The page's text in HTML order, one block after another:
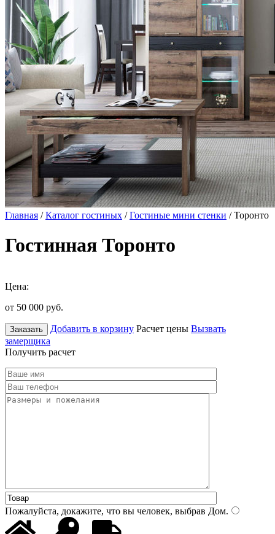
Главная /Каталог гостиных /Гостиные мини стенки / Торонто
Гостинная Торонто
Цена:
от 50 000 руб.
Заказать Добавить в корзину Расчет цены Вызвать
замерщика
Получить расчет
Пожалуйста, докажите, что вы человек, выбрав Дом.